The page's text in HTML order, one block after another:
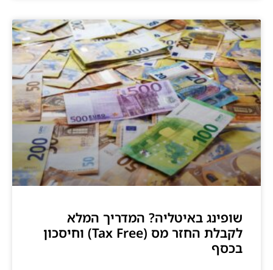
שופינג באיטליה? המדריך המלא
לקבלת החזר מס (Tax Free) וחיסכון
בכסף